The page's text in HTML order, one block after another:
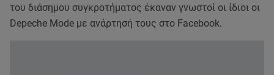
του διάσημου συγκροτήματος έκαναν γνωστοί οι ίδιοι οι
Depeche Mode με ανάρτησή τους στο Facebook.